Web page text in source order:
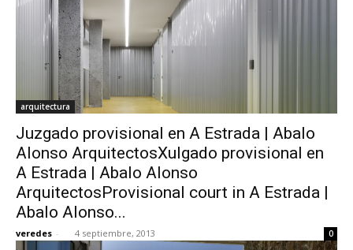
arquitectura
Juzgado provisional en A Estrada | Abalo
Alonso ArquitectosXulgado provisional en
A Estrada | Abalo Alonso
ArquitectosProvisional court in A Estrada |
Abalo Alonso...
veredes - 4 septiembre, 2013 0